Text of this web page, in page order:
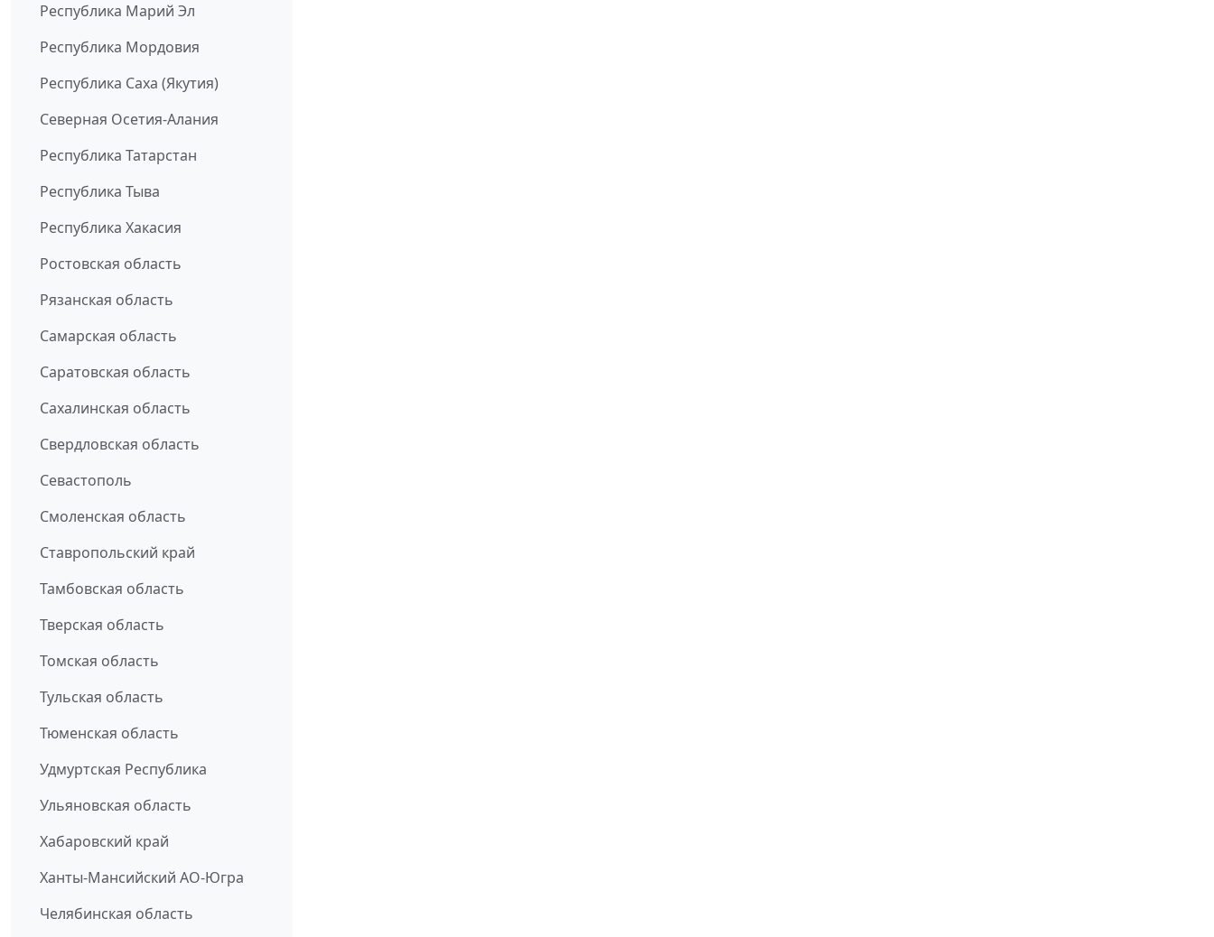
Республика Марий Эл
Республика Мордовия
Республика Саха (Якутия)
Северная Осетия-Алания
Республика Татарстан
Республика Тыва
Республика Хакасия
Ростовская область
Рязанская область
Самарская область
Саратовская область
Сахалинская область
Свердловская область
Севастополь
Смоленская область
Ставропольский край
Тамбовская область
Тверская область
Томская область
Тульская область
Тюменская область
Удмуртская Республика
Ульяновская область
Хабаровский край
Ханты-Мансийский АО-Югра
Челябинская область